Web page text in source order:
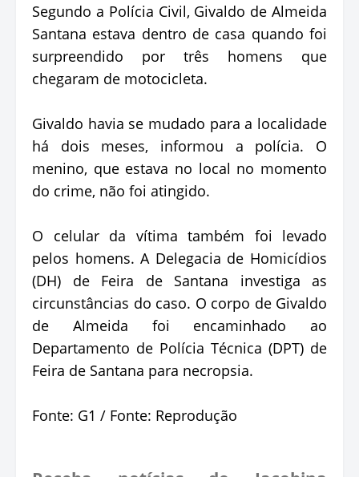
Segundo a Polícia Civil, Givaldo de Almeida
Santana estava dentro de casa quando foi
surpreendido por três homens que
chegaram de motocicleta.
Givaldo havia se mudado para a localidade
há dois meses, informou a polícia. O
menino, que estava no local no momento
do crime, não foi atingido.
O celular da vítima também foi levado
pelos homens. A Delegacia de Homicídios
(DH) de Feira de Santana investiga as
circunstâncias do caso. O corpo de Givaldo
de Almeida foi encaminhado ao
Departamento de Polícia Técnica (DPT) de
Feira de Santana para necropsia.
Fonte: G1 / Fonte: Reprodução